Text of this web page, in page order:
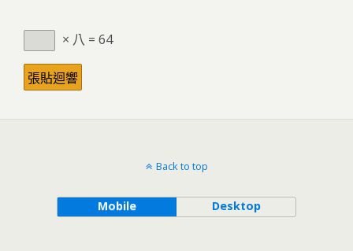
× 八 = 64
Back to top
Mobile Desktop